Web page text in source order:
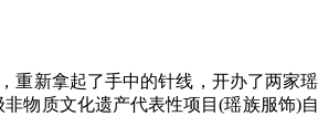
新拿起了手中的针线，开办了两家
物质文化遗产代表性项目(瑶族服饰)